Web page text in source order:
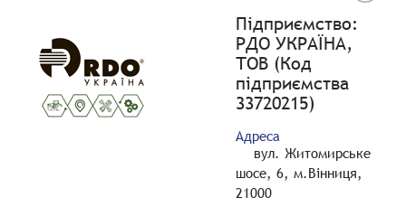
Підприємство:
РДО УКРАЇНА,
ТОВ (Код
підприємства
33720215)
Адреса
вул. Житомирське
шосе, 6, м.Вінниця,
21000